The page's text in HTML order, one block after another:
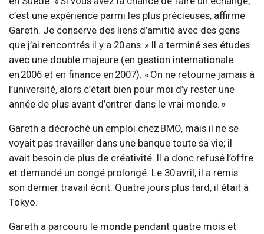
c’est une expérience parmi les plus précieuses, affirme
Gareth. Je conserve des liens d’amitié avec des gens
que j’ai rencontrés il y a 20 ans. » Il a terminé ses études
avec une double majeure (en gestion internationale
en 2006 et en finance en 2007). « On ne retourne jamais à
l’université, alors c’était bien pour moi d’y rester une
année de plus avant d’entrer dans le vrai monde. »
Gareth a décroché un emploi chez BMO, mais il ne se
voyait pas travailler dans une banque toute sa vie; il
avait besoin de plus de créativité. Il a donc refusé l’offre
et demandé un congé prolongé. Le 30 avril, il a remis
son dernier travail écrit. Quatre jours plus tard, il était à
Tokyo.
Gareth a parcouru le monde pendant quatre mois et